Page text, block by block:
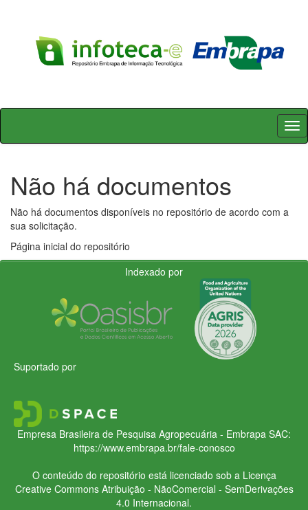
Skip
Não há documentos
Não há documentos disponíveis no repositório de acordo com a
sua solicitação.
Página inicial do repositório
Indexado por
Suportado por
Empresa Brasileira de Pesquisa Agropecuária - Embrapa SAC:
https://www.embrapa.br/fale-conosco
O conteúdo do repositório está licenciado sob a Licença
Creative CommonsAtribuição - NãoComercial - SemDerivações
4.0 Internacional.